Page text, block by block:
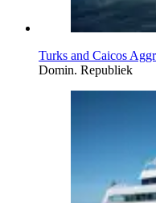
Turks and Caicos
Domin. Republiek